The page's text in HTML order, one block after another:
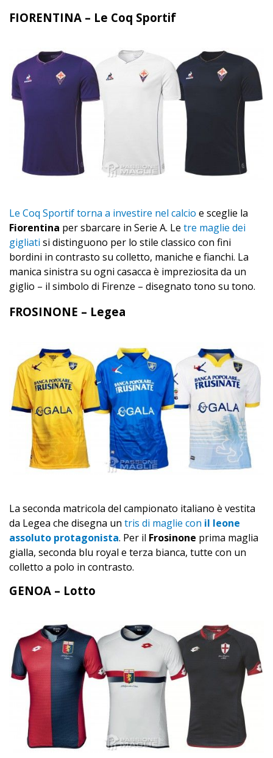
FIORENTINA – Le Coq Sportif
Le Coq Sportif torna a investire nel calcio e sceglie la
Fiorentina per sbarcare in Serie A. Le tre maglie dei
gigliati si distinguono per lo stile classico con fini
bordini in contrasto su colletto, maniche e fianchi. La
manica sinistra su ogni casacca è impreziosita da un
giglio – il simbolo di Firenze – disegnato tono su tono.
FROSINONE – Legea
La seconda matricola del campionato italiano è vestita
da Legea che disegna un tris di maglie con il leone
assoluto protagonista. Per il Frosinone prima maglia
gialla, seconda blu royal e terza bianca, tutte con un
colletto a polo in contrasto.
GENOA – Lotto